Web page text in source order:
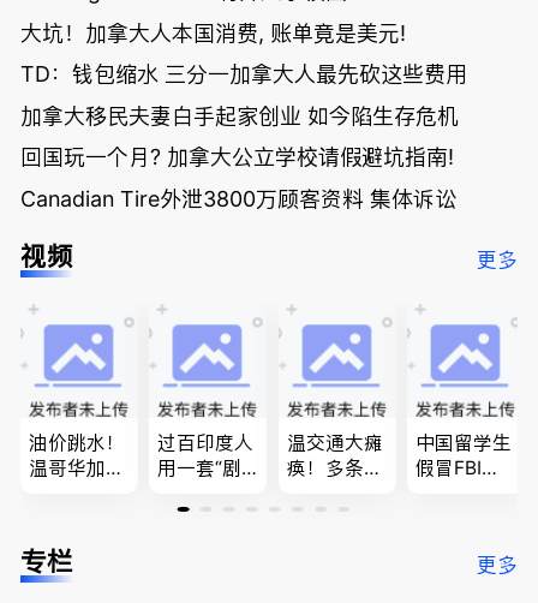
大坑！加拿大人本国消费, 账单竟是美元!
TD：钱包缩水 三分一加拿大人最先砍这些费用
加拿大移民夫妻白手起家创业 如今陷生存危机
回国玩一个月? 加拿大公立学校请假避坑指南!
Canadian Tire外泄3800万顾客资料 集体诉讼
视频 更多
油价跳水！
温哥华加油
低；免费狂
送50万磅蔬
过百印度人
用一套“剧
官：太假
温交通大瘫
痪！多条主
底；做顿饭
中国留学生
假冒FBI上
夫妻住进殡
专栏 更多